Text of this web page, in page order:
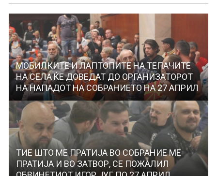
МОБИЛКИТЕ И ЛАПТОПИТЕ НА ТЕПАЧИТЕ
НА СЕЛА ЌЕ ДОВЕДАТ ДО ОРГАНИЗАТОРОТ
НА НАПАДОТ НА СОБРАНИЕТО НА 27 АПРИЛ
ТИЕ ШТО МЕ ПРАТИЈА ВО СОБРАНИЕ МЕ
ПРАТИЈА И ВО ЗАТВОР, СЕ ПОЖАЛИЛ